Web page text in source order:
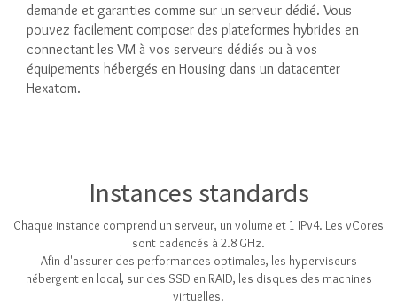
demande et garanties comme sur un serveur dédié. Vous
pouvez facilement composer des plateformes hybrides en
connectant les VM à vos serveurs dédiés ou à vos
équipements hébergés en Housing dans un datacenter
Hexatom.
Instances standards
Chaque instance comprend un serveur, un volume et 1 IPv4. Les vCores
sont cadencés à 2.8 GHz.
Afin d'assurer des performances optimales, les hyperviseurs
hébergent en local, sur des SSD en RAID, les disques des machines
virtuelles.